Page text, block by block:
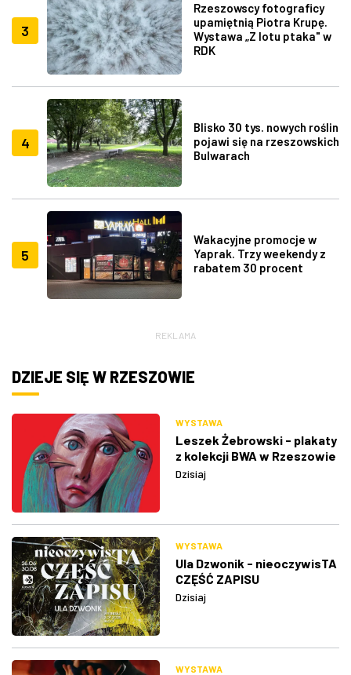
3
Rzeszowscy fotograficy
upamiętnią Piotra Krupę.
Wystawa „Z lotu ptaka" w
RDK
4
Blisko 30 tys. nowych roślin
pojawi się na rzeszowskich
Bulwarach
5
Wakacyjne promocje w
Yaprak. Trzy weekendy z
rabatem 30 procent
REKLAMA
DZIEJE SIĘ W RZESZOWIE
WYSTAWA
Leszek Żebrowski - plakaty
z kolekcji BWA w Rzeszowie
Dzisiaj
WYSTAWA
Ula Dzwonik - nieoczywisTA
CZĘŚĆ ZAPISU
Dzisiaj
WYSTAWA